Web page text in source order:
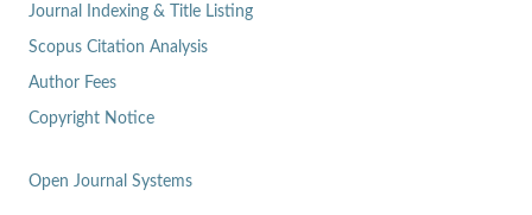
Journal Indexing & Title Listing
Scopus Citation Analysis
Author Fees
Copyright Notice
Open Journal Systems